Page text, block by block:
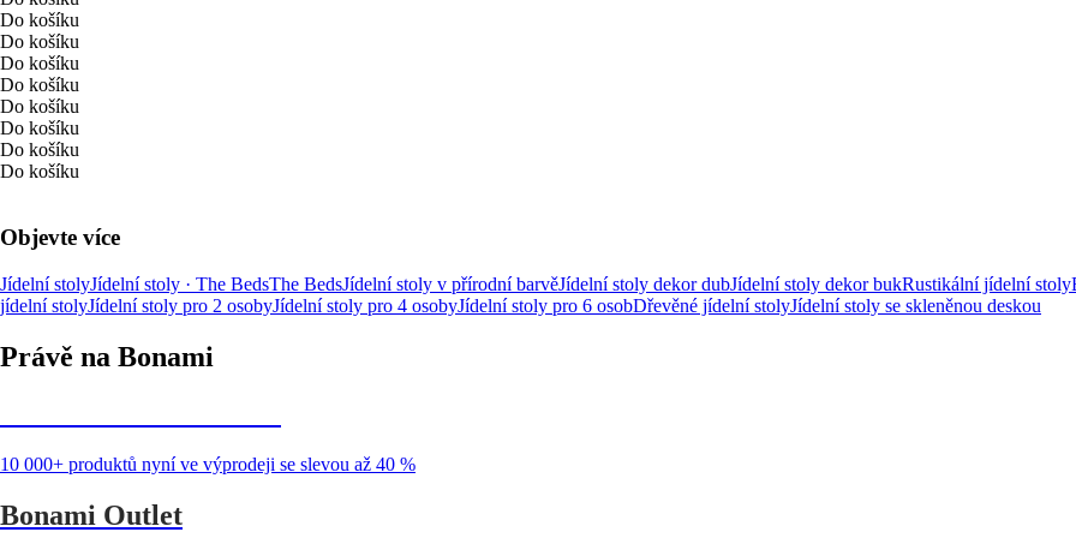
Do košíku
Do košíku
Do košíku
Do košíku
Do košíku
Do košíku
Do košíku
Do košíku
Objevte více
Jídelní stolyJídelní stoly · The BedsThe BedsJídelní stoly v přírodní barvěJídelní stoly dekor dubJídelní stoly dekor bukRustikální jídelní stoly
jídelní stolyJídelní stoly pro 2 osobyJídelní stoly pro 4 osobyJídelní stoly pro 6 osobDřevěné jídelní stolyJídelní stoly se skleněnou deskou
Právě na Bonami
10 000+ produktů nyní ve výprodeji se slevou až 40 %
Bonami Outlet